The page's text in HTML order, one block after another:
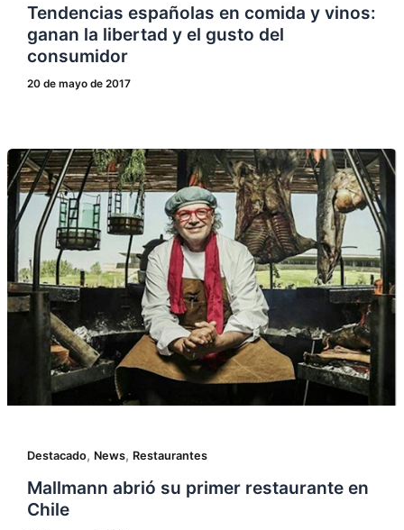
Tendencias españolas en comida y vinos:
ganan la libertad y el gusto del
consumidor
20 de mayo de 2017
Destacado, News, Restaurantes
Mallmann abrió su primer restaurante en
Chile